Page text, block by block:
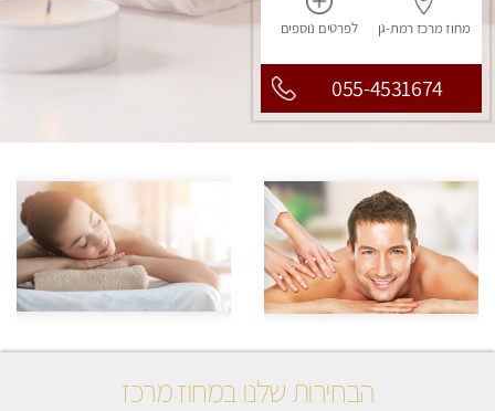
מחוז מרכז רמת-גן לפרטים נוספים
055-4531674
הבחירות שלנו במחוז מרכז